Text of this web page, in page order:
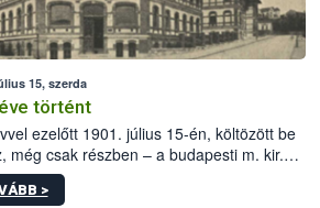
15, szerda
történt
ezelőtt 1901. július 15-én, költözött be
még csak részben – a budapesti m. kir.
állomás a Kis Rókus utca
alatti, Czigler Győző által tervezett új
>